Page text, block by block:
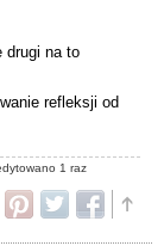
drugi na to
refleksji od
1 raz